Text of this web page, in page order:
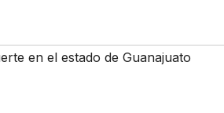
en el estado de Guanajuato